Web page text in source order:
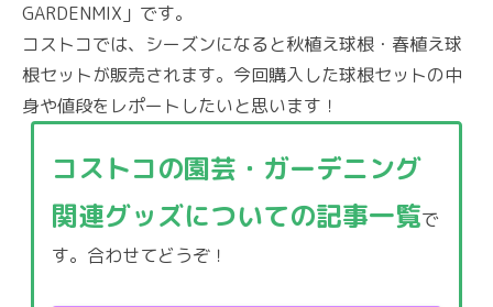
GARDENMIX」です。
コストコでは、シーズンになると秋植え球根・春植え球
根セットが販売されます。今回購入した球根セットの中
身や値段をレポートしたいと思います！
コストコの園芸・ガーデニング
関連グッズについての記事一覧で
す。合わせてどうぞ！